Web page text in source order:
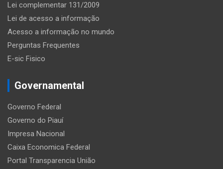
Lei complementar 131/2009
Lei de acesso a informação
Acesso a informação no mundo
Perguntas Frequentes
E-sic Fisico
Governamental
Governo Federal
Governo do Piauí
Impresa Nacional
Caixa Economica Federal
Portal Transparencia União